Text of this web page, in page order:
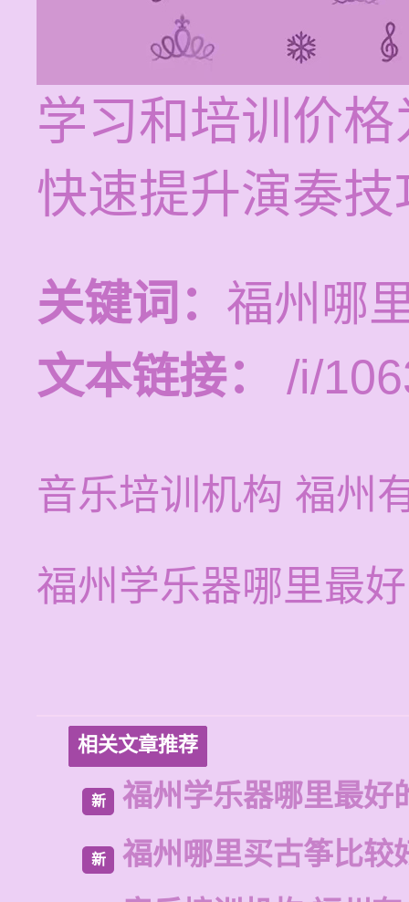
学习和培训价
快速提升演奏技
关键词： 福州哪
文本链接：
/i/
音乐培训机构 福州
福州学乐器哪里最
相关文章推荐
新 福州学乐器哪里最好
新
福州哪里买古筝比较